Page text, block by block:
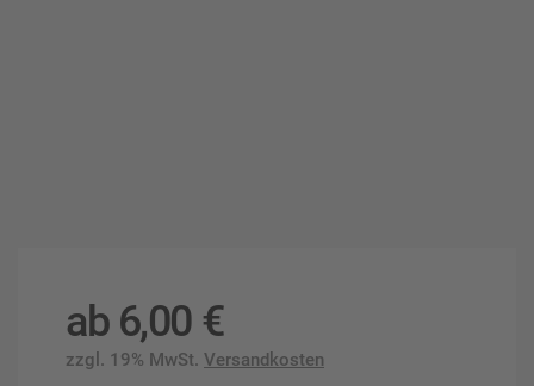
ab 6,00 €
zzgl. 19% MwSt. Versandkosten